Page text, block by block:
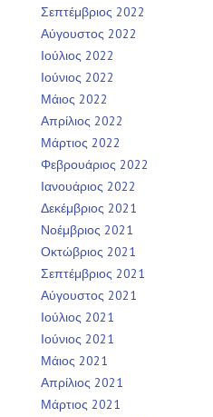
Σεπτέμβριος 2022
Αύγουστος 2022
Ιούλιος 2022
Ιούνιος 2022
Μάιος 2022
Απρίλιος 2022
Μάρτιος 2022
Φεβρουάριος 2022
Ιανουάριος 2022
Δεκέμβριος 2021
Νοέμβριος 2021
Οκτώβριος 2021
Σεπτέμβριος 2021
Αύγουστος 2021
Ιούλιος 2021
Ιούνιος 2021
Μάιος 2021
Απρίλιος 2021
Μάρτιος 2021